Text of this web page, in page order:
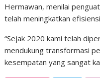
Hermawan, menilai
telah meningkatkan
“Sejak 2020 kami telah
mendukung transformasi
kesempatan yang sangat